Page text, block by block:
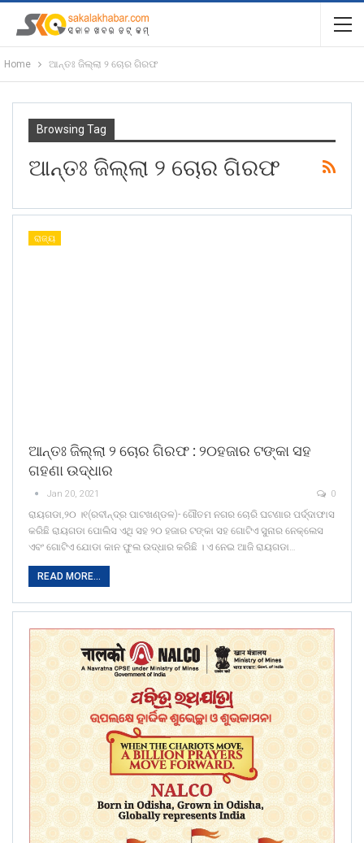
Home ଆନ୍ତଃ ଜିଲ୍ଲା ୨ ଚୋର ଗିରଫ
Browsing Tag
ଆନ୍ତଃ ଜିଲ୍ଲା ୨ ଚୋର ଗିରଫ
ରାଜ୍ୟ
ଆନ୍ତଃ ଜିଲ୍ଲା ୨ ଚୋର ଗିରଫ : ୨୦ହଜାର ଟଙ୍କା ସହ
ଗହଣା ଉଦ୍ଧାର
Jan 20, 2021 0
ରାୟଗଡା,୨୦ ।୧(ରବୀନ୍ଦ୍ର ପାଟଖଣ୍ଡଳ)- ଗୌତମ ନଗର ଚୋରି ଘଟଣାର ପର୍ଦ୍ଦାଫାସ
କରିଛି ରାୟଗଡା ପୋଲିସ ଏଥି ସହ ୨୦ ହଜାର ଟଙ୍କା ସହ ଗୋଟିଏ ସୁନାର ନେକ୍ଲେସ
ଏବଂ ଗୋଟିଏ ଯୋଡା କାନ ଫୁଲ ଉଦ୍ଧାର କରିଛି । ଏ ନେଇ ଆଜି ରାୟଗଡା…
READ MORE...